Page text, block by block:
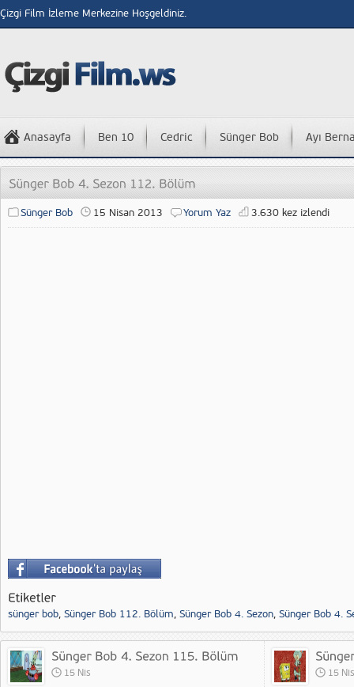
Çizgi Film İzleme Merkezine Hoşgeldiniz.
Anasayfa Ben 10 Cedric Sünger Bob Ayı
Sünger Bob 15 Nisan 2013 Yorum Yaz 3.630 kez izlendi
sünger bob, Sünger Bob 112. Bölüm, Sünger Bob 4. Sezon, Sünger Bob 4.
15 Nis 15 Nis